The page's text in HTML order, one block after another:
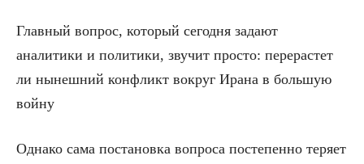
Главный вопрос, который сегодня задают
аналитики и политики, звучит просто: перерастет
ли нынешний конфликт вокруг Ирана в большую
войну
Однако сама постановка вопроса постепенно теряет